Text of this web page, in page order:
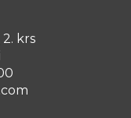
krs